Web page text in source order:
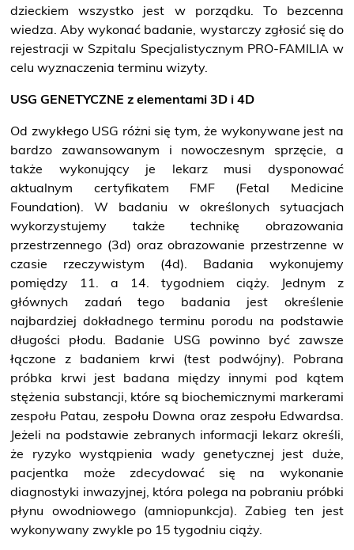
Pracownia Mammografii
Badania prenatalne
wczesna diagnostyka
Przyjęcie do szpitala
Bądź przygotowany
dzieckiem wszystko jest w porządku. To bezcenna
wiedza. Aby wykonać badanie, wystarczy zgłosić się do
rejestracji w Szpitalu Specjalistycznym PRO-FAMILIA w
celu wyznaczenia terminu wizyty.
USG GENETYCZNE z elementami 3D i 4D
Od zwykłego USG różni się tym, że wykonywane jest na
bardzo zawansowanym i nowoczesnym sprzęcie, a
także wykonujący je lekarz musi dysponować
aktualnym certyfikatem FMF (Fetal Medicine
Foundation). W badaniu w określonych sytuacjach
wykorzystujemy także technikę obrazowania
przestrzennego (3d) oraz obrazowanie przestrzenne w
czasie rzeczywistym (4d). Badania wykonujemy
pomiędzy 11. a 14. tygodniem ciąży. Jednym z
głównych zadań tego badania jest określenie
najbardziej dokładnego terminu porodu na podstawie
długości płodu. Badanie USG powinno być zawsze
łączone z badaniem krwi (test podwójny). Pobrana
próbka krwi jest badana między innymi pod kątem
stężenia substancji, które są biochemicznymi markerami
zespołu Patau, zespołu Downa oraz zespołu Edwardsa.
Jeżeli na podstawie zebranych informacji lekarz określi,
że ryzyko wystąpienia wady genetycznej jest duże,
pacjentka może zdecydować się na wykonanie
diagnostyki inwazyjnej, która polega na pobraniu próbki
płynu owodniowego (amniopunkcja) . Zabieg ten jest
wykonywany zwykle po 15 tygodniu ciąży.